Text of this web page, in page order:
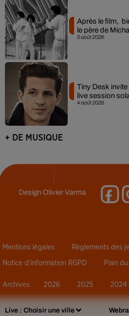
Live : Choisir une ville
5 août 2026
Après le film,
le père de
4 août 2026
Tiny Desk
live session
+ DE MUSIQUE
DesignOlivier Varma
Mentions légales Règlements des
Notice d’information RGPD Plan
Archives 2026 2025 2024